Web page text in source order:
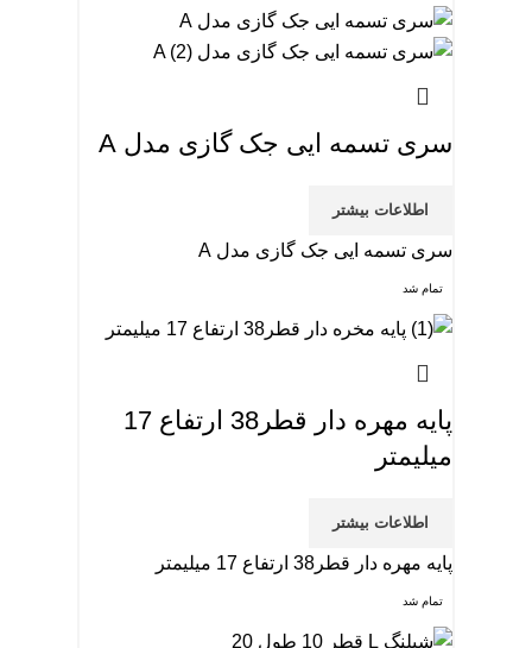
سری تسمه ایی جک گازی مدل A
اطلاعات بیشتر
سری تسمه ایی جک گازی مدل A
تمام شد
پایه مهره دار قطر38 ارتفاع 17
میلیمتر
اطلاعات بیشتر
پایه مهره دار قطر38 ارتفاع 17 میلیمتر
تمام شد